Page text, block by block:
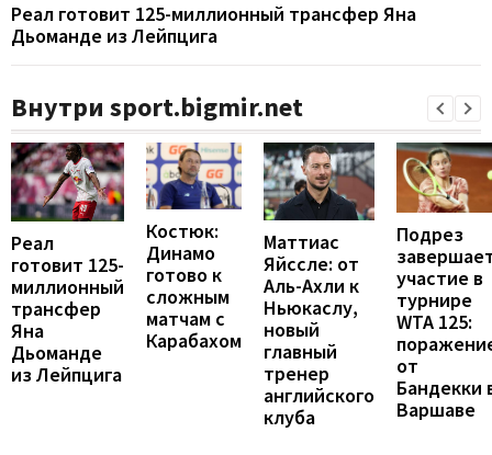
Реал готовит 125-миллионный трансфер Яна
Дьоманде из Лейпцига
Внутри sport.bigmir.net
Реал
готовит 125-
миллионный
трансфер
Яна
Дьоманде
из Лейпцига
Костюк:
Динамо
готово к
сложным
матчам с
Карабахом
Маттиас
Яйссле: от
Аль-Ахли к
Ньюкаслу,
новый
главный
тренер
английского
клуба
Подрез
участие в
турнире
WTA 125:
от
Бандекки
Варшаве